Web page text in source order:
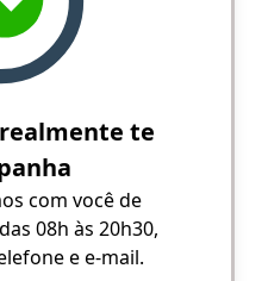
te
com você de
08h às 20h30,
e e-mail.